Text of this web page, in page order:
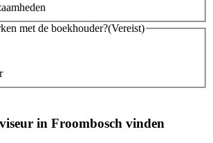
met de boekhouder?(Vereist)
in Froombosch vinden